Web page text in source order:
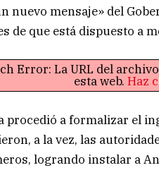
nuevo mensaje» del
de que está dispuesto a
Error: La URL del
esta web. Haz
procedió a formalizar el
a la vez, las
logrando instalar a